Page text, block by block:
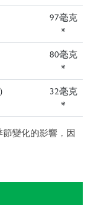
97毫克
*
80毫克
*
32毫克
*
節變化的影響，因